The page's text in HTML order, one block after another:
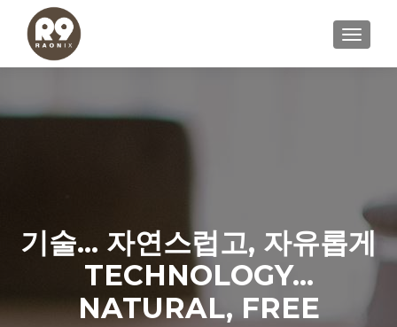
내비게
기술... 자연스럽고, 자유롭게
TECHNOLOGY...
NATURAL, FREE